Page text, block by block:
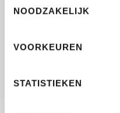
NOODZAKELIJK
VOORKEUREN
STATISTIEKEN
makelaars heb
en dat Jeroen vd
begin tot einde
BEDRIJFSHUISVESTING